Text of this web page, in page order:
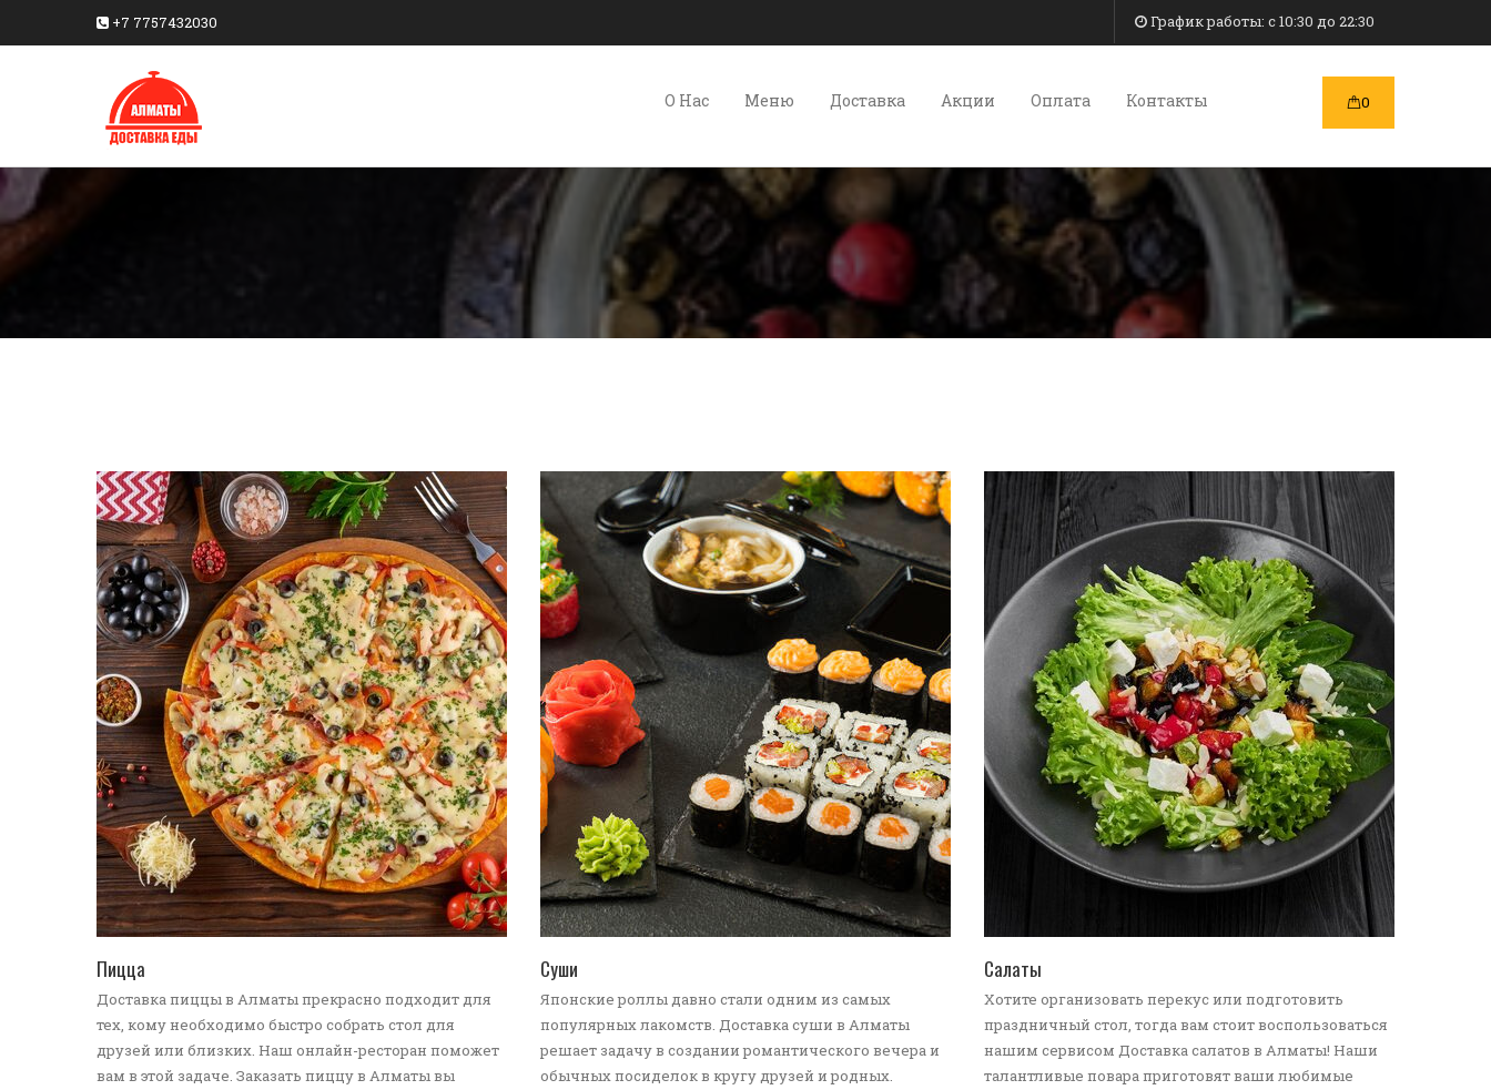
+7 7757432030 График работы: c 10:30 до 22:30
О Нас Меню Доставка Акции Оплата Контакты 0
Пицца
Доставка пиццы в Алматы прекрасно подходит для
тех, кому необходимо быстро собрать стол для
друзей или близких. Наш онлайн-ресторан поможет
вам в этой задаче. Заказать пиццу в Алматы вы
Суши
Японские роллы давно стали одним из самых
популярных лакомств. Доставка суши в Алматы
решает задачу в создании романтического вечера и
обычных посиделок в кругу друзей и родных.
Салаты
Хотите организовать перекус или подготовить
праздничный стол, тогда вам стоит воспользоваться
нашим сервисом Доставка салатов в Алматы! Наши
талантливые повара приготовят ваши любимые